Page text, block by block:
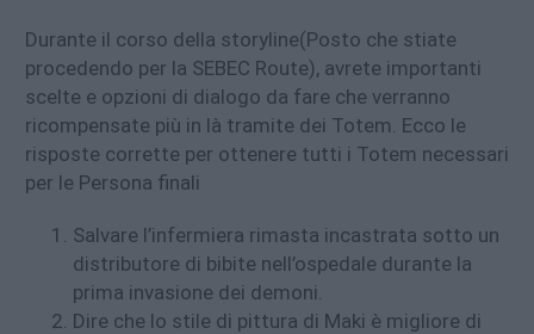
Durante il corso della storyline(Posto che stiate
procedendo per la SEBEC Route), avrete importanti
scelte e opzioni di dialogo da fare che verranno
ricompensate più in là tramite dei Totem. Ecco le
risposte corrette per ottenere tutti i Totem necessari
per le Persona finali
Salvare l’infermiera rimasta incastrata sotto un
distributore di bibite nell’ospedale durante la
prima invasione dei demoni.
Dire che lo stile di pittura di Maki è migliore di